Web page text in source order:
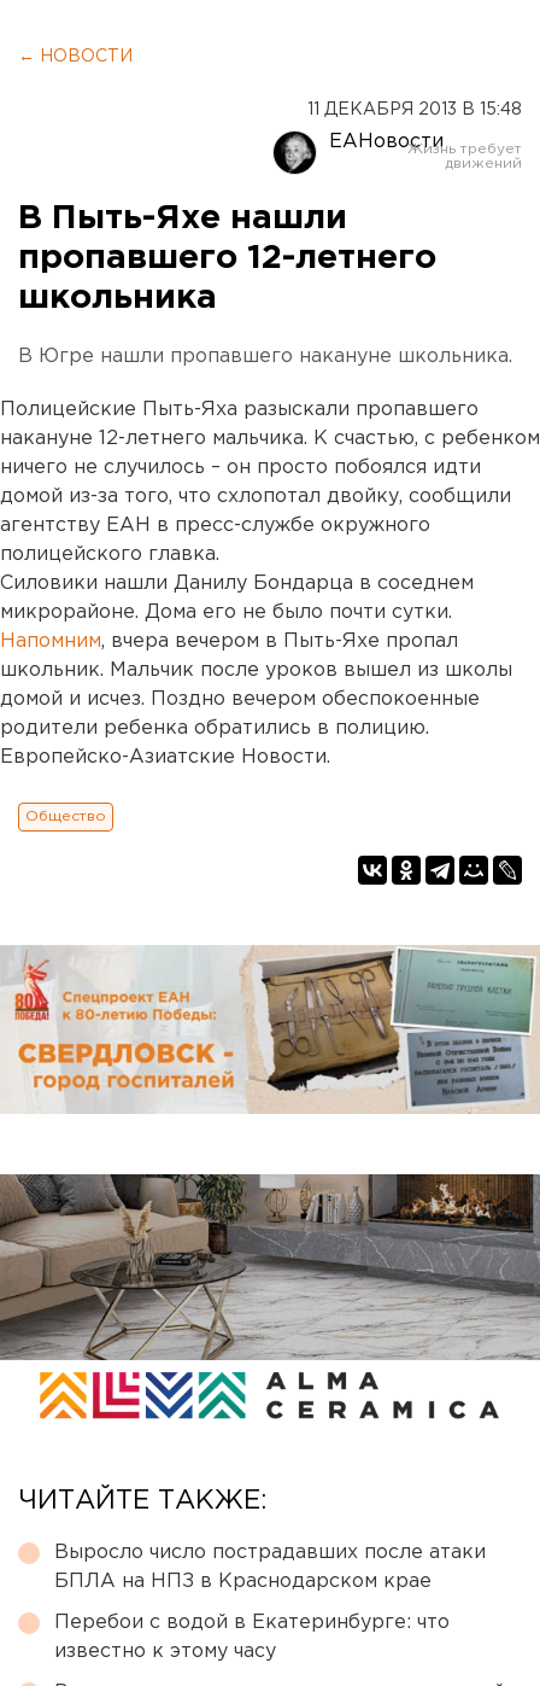
← НОВОСТИ
11 ДЕКАБРЯ 2013 В 15:48
ЕАНовости
В Пыть-Яхе нашли
пропавшего 12-летнего
школьника
В Югре нашли пропавшего накануне школьника.
Полицейские Пыть-Яха разыскали пропавшего
накануне 12-летнего мальчика. К счастью, с ребенком
ничего не случилось – он просто побоялся идти
домой из-за того, что схлопотал двойку, сообщили
агентству ЕАН в пресс-службе окружного
полицейского главка.
Силовики нашли Данилу Бондарца в соседнем
микрорайоне. Дома его не было почти сутки.
Напомним, вчера вечером в Пыть-Яхе пропал
школьник. Мальчик после уроков вышел из школы
домой и исчез. Поздно вечером обеспокоенные
родители ребенка обратились в полицию.
Европейско-Азиатские Новости.
Общество
ЧИТАЙТЕ ТАКЖЕ:
Выросло число пострадавших после атаки
БПЛА на НПЗ в Краснодарском крае
Перебои с водой в Екатеринбурге: что
известно к этому часу